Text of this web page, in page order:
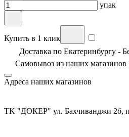
упак
Купить в 1 клик
Доставка по Екатеринбургу -
Самовывоз из наших магазинов
Адреса наших магазинов
TK "ДОКЕР" ул. Бахчиванджи 2б,